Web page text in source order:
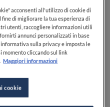
0 0 0
Italia
acconsenti all'utilizzo di cookie di
di migliorare la tua esperienza di
utenti, raccogliere informazioni utili
annunci personalizzati in base
sulla privacy e imposta le
momento cliccando sul link
Maggiori informazioni
cookie